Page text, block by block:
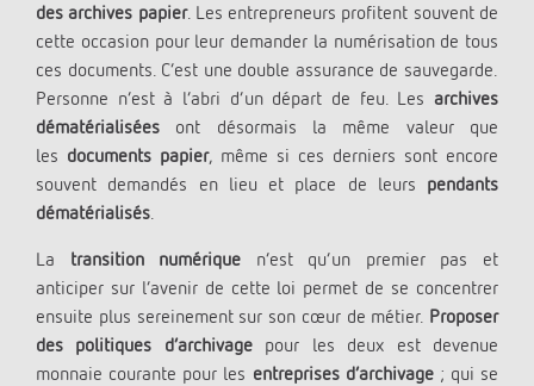
des archives papier. Les entrepreneurs profitent souvent de
cette occasion pour leur demander la numérisation de tous
ces documents. C’est une double assurance de sauvegarde.
Personne n’est à l’abri d’un départ de feu. Les archives
dématérialisées ont désormais la même valeur que
les documents papier, même si ces derniers sont encore
souvent demandés en lieu et place de leurs pendants
dématérialisés.
La transition numérique n’est qu’un premier pas et
anticiper sur l’avenir de cette loi permet de se concentrer
ensuite plus sereinement sur son cœur de métier. Proposer
des politiques d’archivagepour les deux est devenue
monnaie courante pour les entreprises d’archivage; qui se